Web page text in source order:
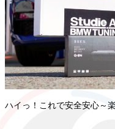
ハイっ！これで安全安心～